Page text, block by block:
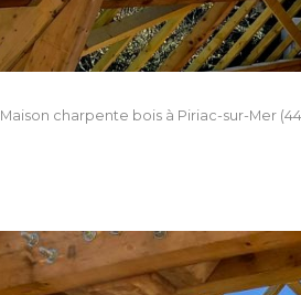
Maison charpente bois à Piriac-sur-Mer